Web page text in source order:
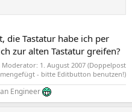
die Tastatur habe ich per
zur alten Tastatur greifen?
Moderator: 1. August 2007 (Doppelpost
- bitte Editbutton benutzen!)
Engineer